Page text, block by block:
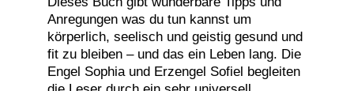
Anregungen was du tun kannst um
körperlich, seelisch und geistig gesund und
fit zu bleiben – und das ein Leben lang. Die
Engel Sophia und Erzengel Sofiel begleiten